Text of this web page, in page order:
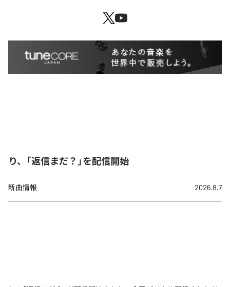
り、「返信まだ？」を配信開始
新曲情報 2026.8.7